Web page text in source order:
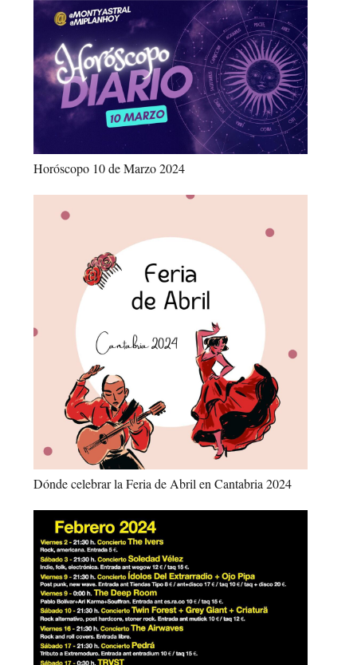
Horóscopo 10 de Marzo 2024
Dónde celebrar la Feria de Abril en Cantabria 2024